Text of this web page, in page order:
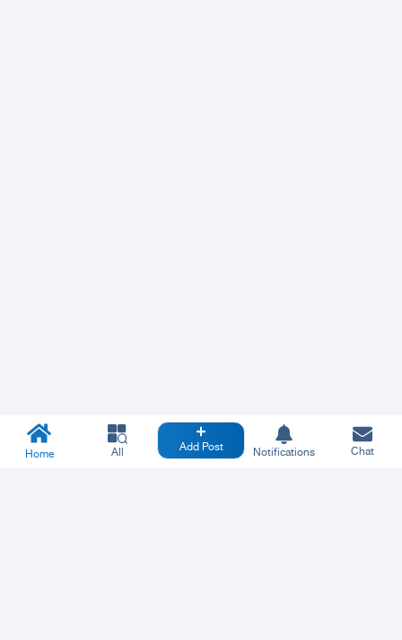
Home All Add Post Notifications Chat